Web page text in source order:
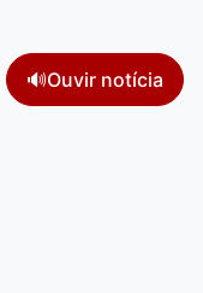
🔊Ouvir notícia